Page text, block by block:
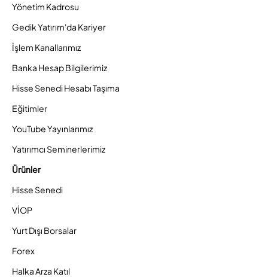
Yönetim Kadrosu
Gedik Yatırım'da Kariyer
İşlem Kanallarımız
Banka Hesap Bilgilerimiz
Hisse Senedi Hesabı Taşıma
Eğitimler
YouTube Yayınlarımız
Yatırımcı Seminerlerimiz
Ürünler
Hisse Senedi
VİOP
Yurt Dışı Borsalar
Forex
Halka Arza Katıl